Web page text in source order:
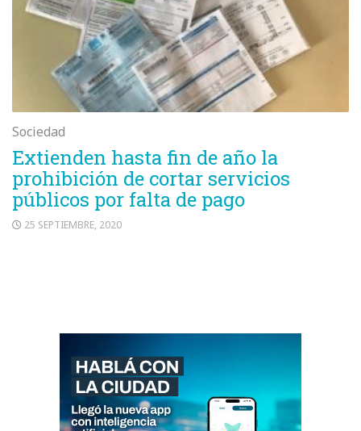
Sociedad
Extienden hasta fin de año la
prohibición de cortar servicios
públicos por falta de pago
25 SEPTIEMBRE, 2020